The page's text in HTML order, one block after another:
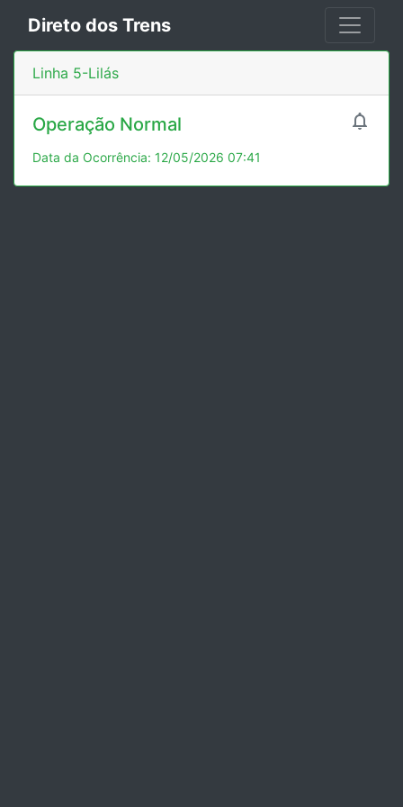
Direto dos Trens
Linha 5-Lilás

Operação Normal
Data da Ocorrência: 12/05/2026 07:41